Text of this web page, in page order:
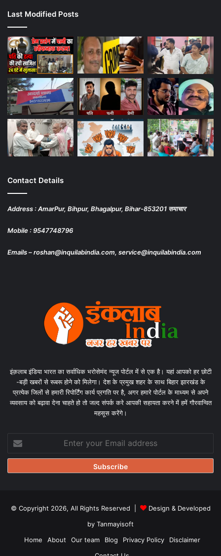
Last Modified Posts
Contact Details
Address : AmarPur, Bihpur, Bhagalpur, Bihar-853201 समाचार
Mobile : 9547748796
Emails – roshan@inquilabindia.com, service@inquilabindia.com
इंक़लाब इंडिया भारत का सर्वाधिक भरोसेमंद न्यूज पोर्टल में से एक है। यहां आपको हर छोटी
-बड़ी खबरों से रूबरू होने को मिलेगा। देश के प्रमुख शहर के साथ बिहार झारखंड के
प्रत्येक जिलों से हमारी रिपोर्टिंग कार्य प्रगति पर है, अगर हमारे पोर्टल के माध्यम से अपने
व्यवसाय को बढ़ावा देना चाहते हो तो जल्द संपर्क करे आपकी सहायता करने में हमें गौरवान्वित
महसूस करेंगे।
your
Email
© Copyright 2026, All Rights Reserved |
Design & Developed
by Tanmayisoft
Home
About Our team Blog Privacy Policy
Disclaimer